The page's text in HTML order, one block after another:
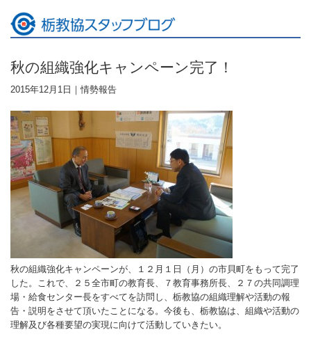
秋の組織強化キャンペーン完了！
2015年12月1日｜情勢報告
秋の組織強化キャンペーンが、１２月１日（月）の市貝町をもって完了
した。これで、２５全市町の教育長、７教育事務所長、２７の共同調理
場・給食センター長をすべてを訪問し、栃教協の組織理解や活動の報
告・説明をさせて頂いたことになる。今後も、栃教協は、組織や活動の
理解及び各種要望の実現に向けて活動していきたい。